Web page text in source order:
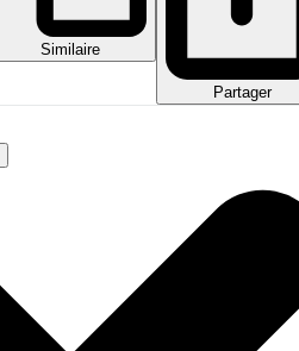
Similaire
Partager